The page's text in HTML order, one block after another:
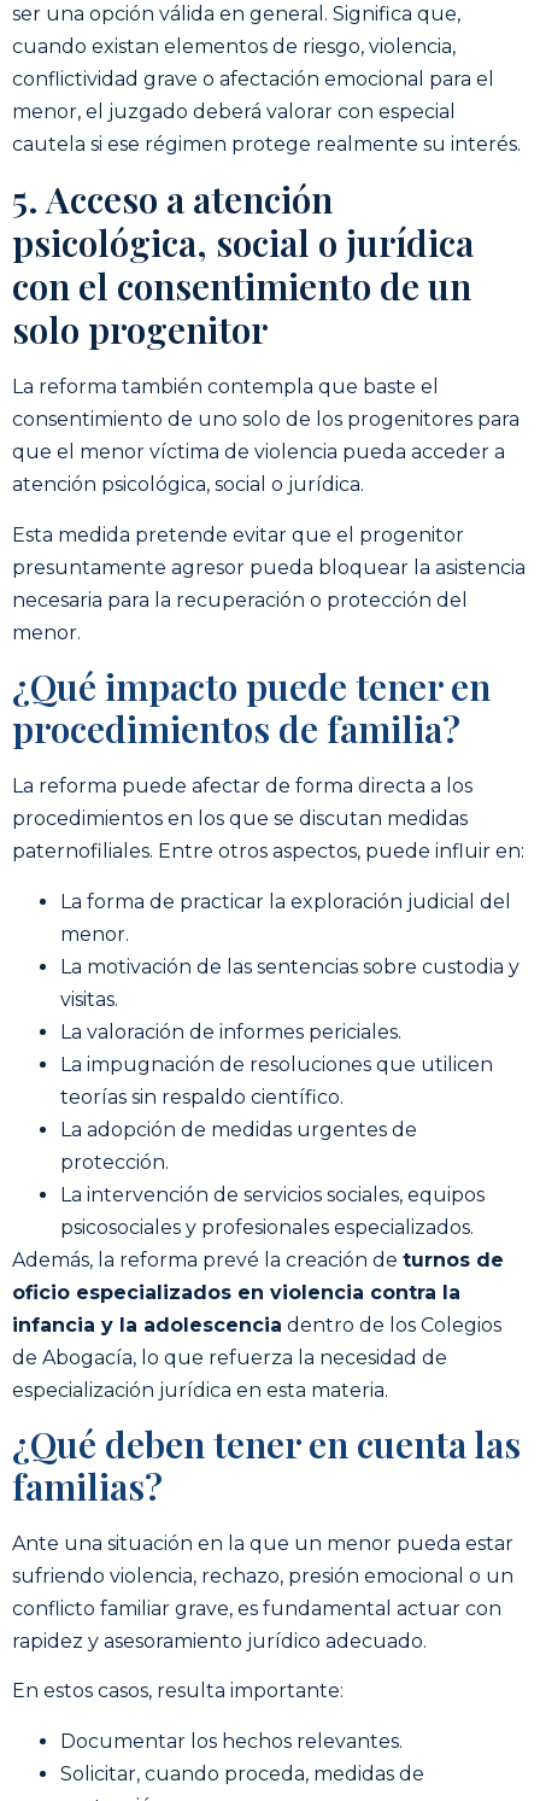
ser una opción válida en general. Significa que,
cuando existan elementos de riesgo, violencia,
conflictividad grave o afectación emocional para el
menor, el juzgado deberá valorar con especial
cautela si ese régimen protege realmente su interés.
5. Acceso a atención
psicológica, social o jurídica
con el consentimiento de un
solo progenitor
La reforma también contempla que baste el
consentimiento de uno solo de los progenitores para
que el menor víctima de violencia pueda acceder a
atención psicológica, social o jurídica.
Esta medida pretende evitar que el progenitor
presuntamente agresor pueda bloquear la asistencia
necesaria para la recuperación o protección del
menor.
¿Qué impacto puede tener en
procedimientos de familia?
La reforma puede afectar de forma directa a los
procedimientos en los que se discutan medidas
paternofiliales. Entre otros aspectos, puede influir en:
La forma de practicar la exploración judicial del
menor.
La motivación de las sentencias sobre custodia y
visitas.
La valoración de informes periciales.
La impugnación de resoluciones que utilicen
teorías sin respaldo científico.
La adopción de medidas urgentes de
protección.
La intervención de servicios sociales, equipos
psicosociales y profesionales especializados.
Además, la reforma prevé la creación de turnos de
oficio especializados en violencia contra la
infancia y la adolescencia dentro de los Colegios
de Abogacía, lo que refuerza la necesidad de
especialización jurídica en esta materia.
¿Qué deben tener en cuenta las
familias?
Ante una situación en la que un menor pueda estar
sufriendo violencia, rechazo, presión emocional o un
conflicto familiar grave, es fundamental actuar con
rapidez y asesoramiento jurídico adecuado.
En estos casos, resulta importante:
Documentar los hechos relevantes.
Solicitar, cuando proceda, medidas de